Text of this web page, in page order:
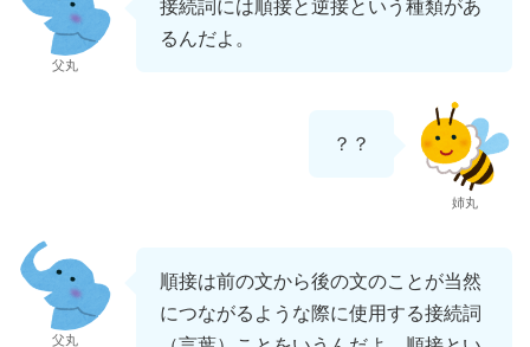
父丸
接続詞には順接と逆接という種類があ
るんだよ。
？？
姉丸
父丸
順接は前の文から後の文のことが当然
につながるような際に使用する接続詞